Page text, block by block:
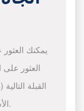
يمكنك
العثور على
القبلة
الأساسية لخرائط جوجل للعثور على اتجاه القبلة.